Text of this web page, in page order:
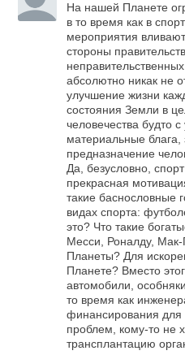
На нашей Планете
в то время как в
мероприятия
стороны
абсолютно никак не
улучшение жизни
состояния Земли в
человечества будто
материальные
предназначение
Да, безусловно,
прекрасная
такие баснословные
видах спорта:
это? Что такие
Месси, Роналду, Мак-
Планеты? Для
Планете? Вместо
автомобили,
то время как
финансирования
проблем, кому-то не
трансплантацию